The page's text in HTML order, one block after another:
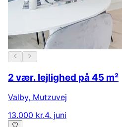
2 vær. lejlighed på 45 m²
Valby, Mutzuvej
13.000 kr.4. juni